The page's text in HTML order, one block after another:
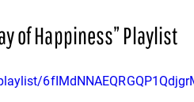
of Happiness” Playlist